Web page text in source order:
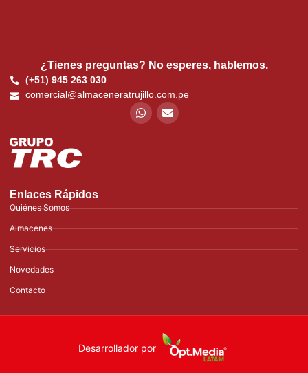
¿Tienes preguntas? No esperes, hablemos.
(+51) 945 263 030
comercial@almaceneratrujillo.com.pe
Enlaces Rápidos
Quiénes Somos
Almacenes
Servicios
Novedades
Contacto
Desarrollador por